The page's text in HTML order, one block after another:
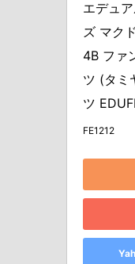
エデュ
ズ マク
4B ファ
ツ (タミ
ツ
FE1212